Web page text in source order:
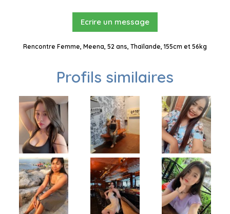
Ecrire un message
Rencontre Femme, Meena, 52 ans, Thaïlande, 155cm et 56kg
Profils similaires